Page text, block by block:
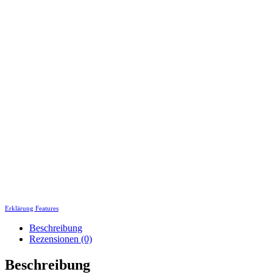
Erklärung Features
Beschreibung
Rezensionen (0)
Beschreibung